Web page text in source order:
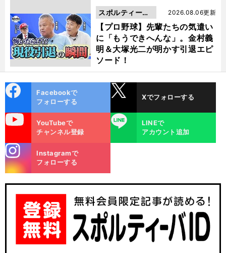
【プロ野球】先輩たちの気遣い
に「もうできへんな」。金村義
明＆大塚光二が明かす引退エピ
ソード！
2026.08.06更新
スポルティーバ
動画
ok
Facebookで
フォローする
Xでフォローする
YouTubeで
チャンネル登録
LINE
LINEで
アカウント追加
m
Instagramで
フォローする